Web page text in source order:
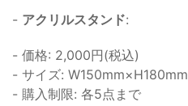
- アクリルスタンド:
- 価格: 2,000円(税込)
- サイズ: W150mm×H180mm
- 購入制限: 各5点まで